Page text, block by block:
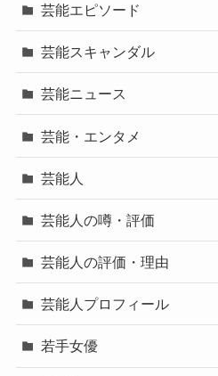
芸能エピソード
芸能スキャンダル
芸能ニュース
芸能・エンタメ
芸能人
芸能人の噂・評価
芸能人の評価・理由
芸能人プロフィール
若手女優